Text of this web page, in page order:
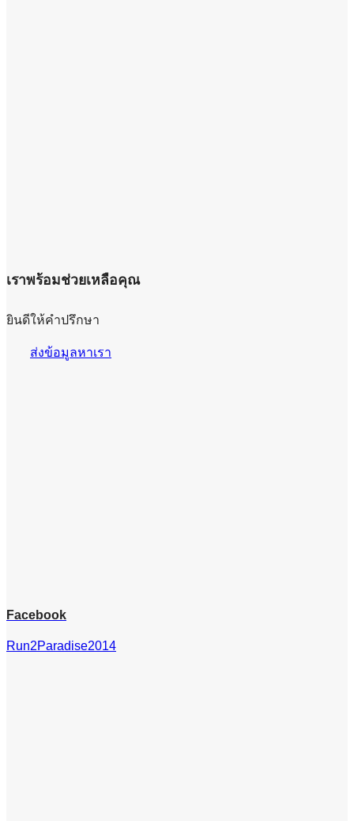
เราพร้อมช่วยเหลือคุณ
ยินดีให้คำปรึกษา
ส่งข้อมูลหาเรา
Facebook
Run2Paradise2014